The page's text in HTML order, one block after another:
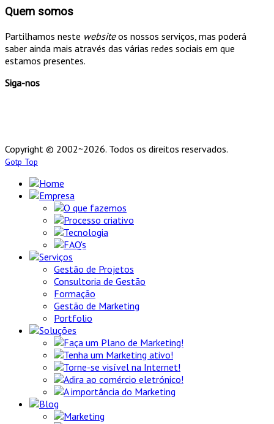
Quem somos
Partilhamos neste websiteos nossos serviços, mas poderá
saber ainda mais através das várias redes sociais em que
estamos presentes.
Siga-nos
Copyright © 2002~2026. Todos os direitos reservados.
Gotp Top
Home
Empresa
O que fazemos
Processo criativo
Tecnologia
FAQ's
Serviços
Gestão de Projetos
Consultoria de Gestão
Formação
Gestão de Marketing
Portfolio
Soluções
Faça um Plano de Marketing!
Tenha um Marketing ativo!
Torne-se visível na Internet!
Adira ao comércio eletrónico!
A importância do Marketing
Blog
Marketing